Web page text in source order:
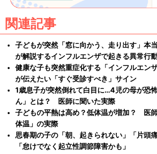
関連記事
子どもが突然「窓に向かう、走り出す」
が解説するインフルエンザで起きる異常行
健康な子も突然重症化する「インフルエ
が伝えたい「すぐ受診すべき」サイン
1歳息子が突然倒れて白目に…4児の母が恐
ん」とは？ 医師に聞いた実際
子どもの平熱は高め？低体温が増加？ 医
体温」の実際
思春期の子の「朝、起きられない」「片
「怠けでなく起立性調節障害かも」